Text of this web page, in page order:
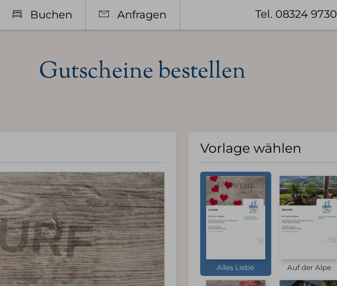
Buchen Anfragen Tel. 08324 9730
Entspannen
Gutscheine bestellen
Vorlage wählen
Alles Liebe Auf der Alpe